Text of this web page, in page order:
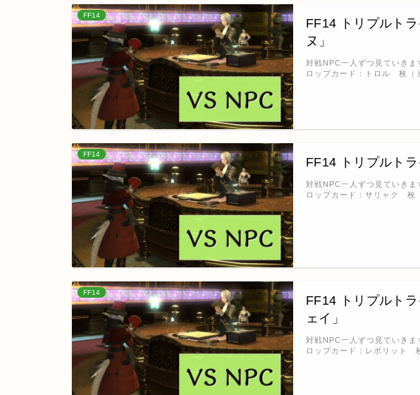
FF14
FF14 トリプルト
ヌ」
対戦NPC一人ずつ見ていき
ロップカード：トロル 枚（
FF14
FF14 トリプルトラ
対戦NPC一人ずつ見ていき
ロップカード：サリャク 枚
FF14
FF14 トリプルト
ェイ」
対戦NPC一人ずつ見ていき
ロップカード：レポリット